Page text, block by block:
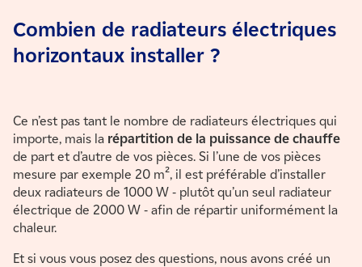
Combien de radiateurs électriques
horizontaux installer ?
Ce n’est pas tant le nombre de radiateurs électriques qui
importe, mais la répartition de la puissance de chauffe
de part et d’autre de vos pièces. Si l’une de vos pièces
mesure par exemple 20 m², il est préférable d’installer
deux radiateurs de 1000 W - plutôt qu’un seul radiateur
électrique de 2000 W - afin de répartir uniformément la
chaleur.
Et si vous vous posez des questions, nous avons créé un